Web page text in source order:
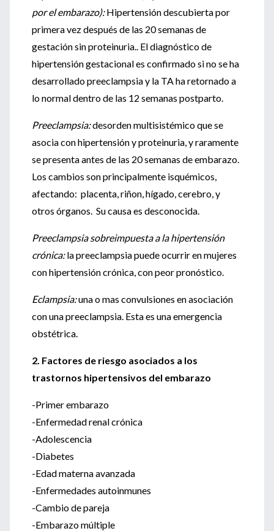
por el embarazo):Hipertensión descubierta por
primera vez después de las 20 semanas de
gestación sin proteinuria.. El diagnóstico de
hipertensión gestacional es confirmado si no se ha
desarrollado preeclampsia y la TA ha retornado a
lo normal dentro de las 12 semanas postparto.
Preeclampsia:desorden multisistémico que se
asocia con hipertensión y proteinuria, y raramente
se presenta antes de las 20 semanas de embarazo.
Los cambios son principalmente isquémicos,
afectando: placenta, riñon, hígado, cerebro, y
otros órganos. Su causa es desconocida.
Preeclampsia sobreimpuesta a la hipertensión
crónica:la preeclampsia puede ocurrir en mujeres
con hipertensión crónica, con peor pronóstico.
Eclampsia:una o mas convulsiones en asociación
con una preeclampsia. Esta es una emergencia
obstétrica.
2. Factores de riesgo asociados a los
trastornos hipertensivos del embarazo
-Primer embarazo
-Enfermedad renal crónica
-Adolescencia
-Diabetes
-Edad materna avanzada
-Enfermedades autoinmunes
-Cambio de pareja
-Embarazo múltiple